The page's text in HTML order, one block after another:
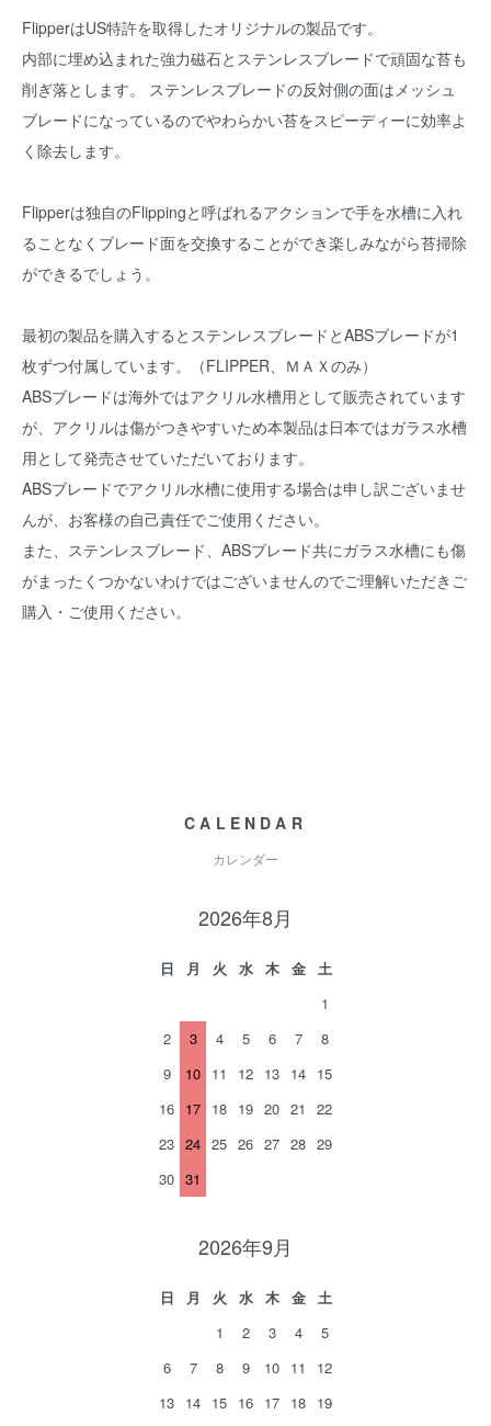
FlipperはUS特許を取得したオリジナルの製品です。
内部に埋め込まれた強力磁石とステンレスブレードで頑固な苔も
削ぎ落とします。 ステンレスブレードの反対側の面はメッシュ
ブレードになっているのでやわらかい苔をスピーディーに効率よ
く除去します。
Flipperは独自のFlippingと呼ばれるアクションで手を水槽に入れ
ることなくブレード面を交換することができ楽しみながら苔掃除
ができるでしょう。
最初の製品を購入するとステンレスブレードとABSブレードが1
枚ずつ付属しています。（FLIPPER、ＭＡＸのみ）
ABSブレードは海外ではアクリル水槽用として販売されています
が、アクリルは傷がつきやすいため本製品は日本ではガラス水槽
用として発売させていただいております。
ABSブレードでアクリル水槽に使用する場合は申し訳ございませ
んが、お客様の自己責任でご使用ください。
また、ステンレスブレード、ABSブレード共にガラス水槽にも傷
がまったくつかないわけではございませんのでご理解いただきご
購入・ご使用ください。
CALENDAR
カレンダー
2026年8月
日 月 火 水 木 金
土
1
2
3 4 5 6 7
8
9
10 11 12 13 14 15
16 17 18 19 20 21
22
23 24 25 26 27 28 29
30 31
2026年9月
日 月 火 水 木 金
土
1
2 3 4
5
6
7 8 9 10 11
12
13 14 15 16 17 18 19